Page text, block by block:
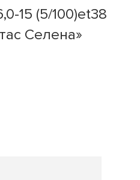
15 (5/100)et38
Селена»